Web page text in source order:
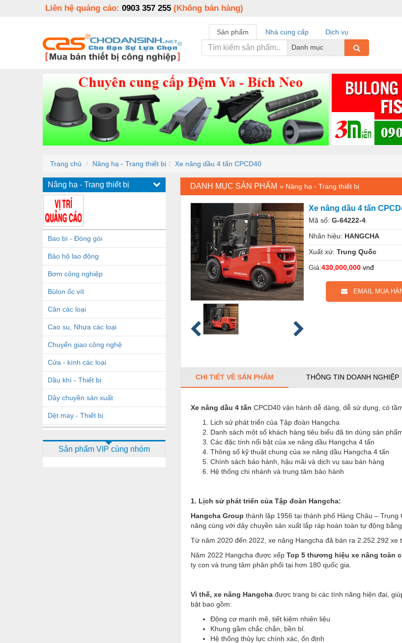
Liên hệ quảng cáo: 0903 357 255 (Không bán hàng)
Sản phẩm Nhà cung cấp
Dịch vụ
Danh mục
Trang chủ Nâng hạ - Trang thiết bị Xe nâng dầu 4 tấn CPCD40
Nâng hạ - Trang thiết bị
Bao bì - Đóng gói
Bảo hộ lao động
Bơm công nghiệp
Bùlon ốc vít
Cân các loại
Cao su, Nhựa các loại
Chuyển giao công nghệ
Cửa - kính các loại
Dầu khí - Thiết bị
Dây chuyền sản xuất
Dệt may - Thiết bị
Dịch vụ - Thi công
Sản phẩm VIP cùng nhóm
DANH MỤC SẢN PHẨM » Nâng hạ - Trang thiết bị
Xe nâng dầu 4 tấn
Mã số: G-64222-4
Nhãn hiệu: HANGCHA
Xuất xứ: Trung Quốc
Giá:430,000,000 vnđ
EMAIL MUA
CHI TIẾT VỀ SẢN PHẨM THÔNG TIN DOANH NGHIỆP
Xe nâng dầu 4 tấn CPCD40 vận hành dễ dàng, dễ sử dụng, có
Lịch sử phát triển của Tập đoàn Hangcha
Danh sách một số khách hàng tiêu biểu đã tin dùng sản
Các đặc tính nổi bật của xe nâng dầu Hangcha 4 tấn
Thông số kỹ thuật chung của xe nâng dầu Hangcha 4 tấn
Chính sách bảo hành, hậu mãi và dịch vụ sau bán hàng
Hệ thống chi nhánh và trung tâm bảo hành
1. Lịch sử phát triển của Tập đoàn Hangcha:
Hangcha Group thành lập 1956 tại thành phố Hàng Châu –
nâng cùng với dây chuyền sản xuất lắp ráp hoàn toàn tự động
Từ năm 2020 đến 2022, xe nâng Hangcha đã bán ra 2.252.292 xe
Năm 2022 Hangcha được xếp Top 5 thương hiệu xe nâng toàn
ty con và trung tâm phân phối tại hơn 180 quốc gia.
Vì thế, xe nâng Hangcha được trang bị các tính năng hiện đại,
bật bao gồm:
Động cơ mạnh mẽ, tiết kiệm nhiên liệu
Khung gầm chắc chắn, bền bỉ.
Hệ thống thủy lực chính xác, ổn định